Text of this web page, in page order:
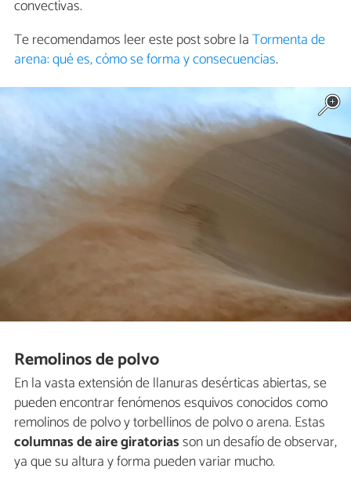
convectivas.
Te recomendamos leer este post sobre laTormenta de
arena: qué es, cómo se forma y consecuencias.
Remolinos de polvo
En la vasta extensión de llanuras desérticas abiertas, se
pueden encontrar fenómenos esquivos conocidos como
remolinos de polvo y torbellinos de polvo o arena. Estas
columnas de aire giratoriasson un desafío de observar,
ya que su altura y forma pueden variar mucho.